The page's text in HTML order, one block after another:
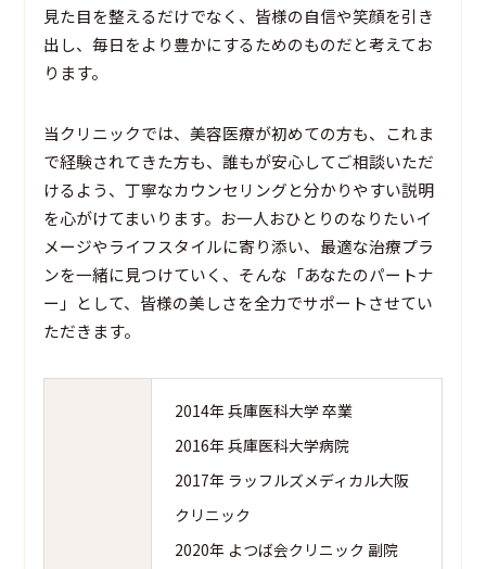
見た目を整えるだけでなく、皆様の自信や笑顔を引き
出し、毎日をより豊かにするためのものだと考えてお
ります。
当クリニックでは、美容医療が初めての方も、これま
で経験されてきた方も、誰もが安心してご相談いただ
けるよう、丁寧なカウンセリングと分かりやすい説明
を心がけてまいります。お一人おひとりのなりたいイ
メージやライフスタイルに寄り添い、最適な治療プラ
ンを一緒に見つけていく、そんな「あなたのパートナ
ー」として、皆様の美しさを全力でサポートさせてい
ただきます。
2014年 兵庫医科大学 卒業
2016年 兵庫医科大学病院
2017年 ラッフルズメディカル大阪
クリニック
2020年 よつば会クリニック 副院